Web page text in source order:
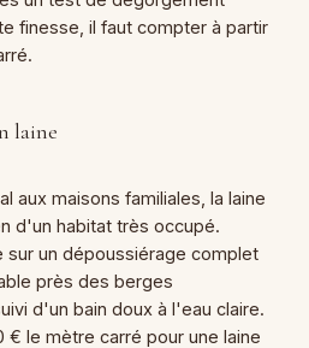
finesse, il faut compter à partir
laine
aux maisons familiales, la laine
d'un habitat très occupé.
un dépoussiérage complet
près des berges
d'un bain doux à l'eau claire.
€ le mètre carré pour une laine